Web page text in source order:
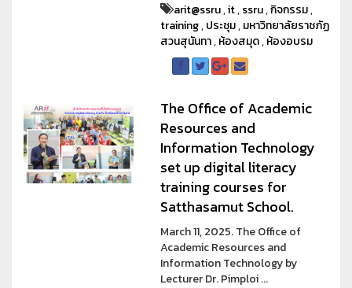
arit@ssru,it,ssru,กิจกรรม,
training,ประชุม,มหาวิทยาลัยราชภัฏ
สวนสุนันทา,ห้องสมุด,ห้องอบรม
The Office of Academic
Resources and
Information Technology
set up digital literacy
training courses for
Satthasamut School.
March 11, 2025. The Office of
Academic Resources and
Information Technology by
Lecturer Dr. Pimploi ...